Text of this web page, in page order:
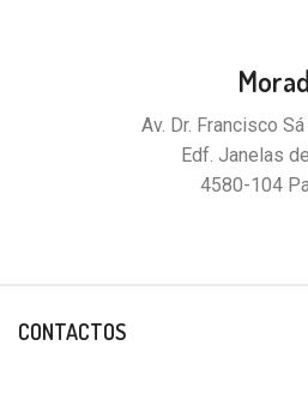
Av. Dr. Francisco
Edf. Janelas
4580-104
CONTACTOS